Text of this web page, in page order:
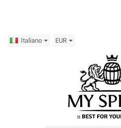
Italiano EUR